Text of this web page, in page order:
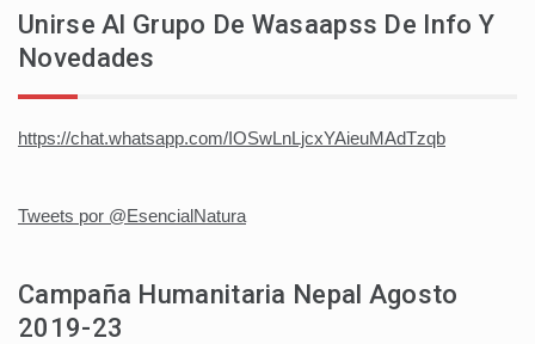
Unirse Al Grupo De Wasaapss De Info Y
Novedades
https://chat.whatsapp.com/IOSwLnLjcxYAieuMAdTzqb
Tweets por @EsencialNatura
Campaña Humanitaria Nepal Agosto
2019-23